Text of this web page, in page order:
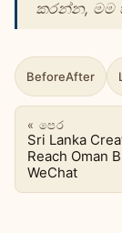
කරන්න, මම
BeforeAfter
« පෙර
Sri Lanka
Reach Oman
WeChat